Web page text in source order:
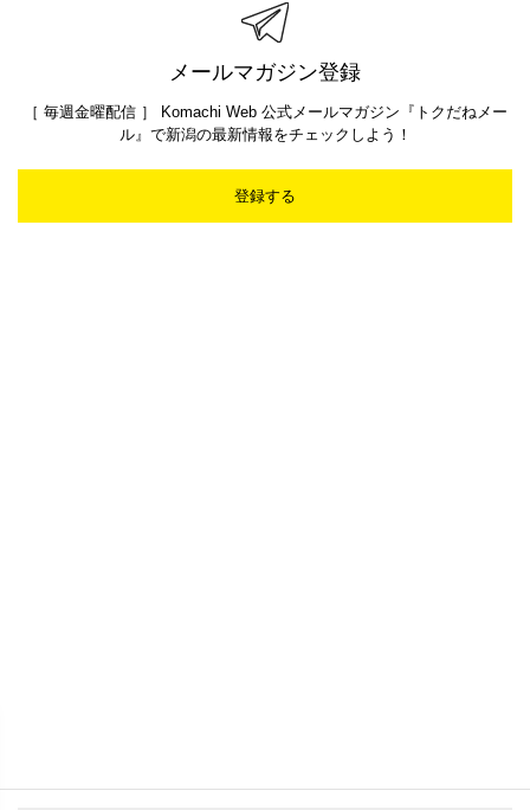
メールマガジン登録
［ 毎週金曜配信 ］ Komachi Web 公式メールマガジン『トクだねメー
ル』で新潟の最新情報をチェックしよう！
登録する